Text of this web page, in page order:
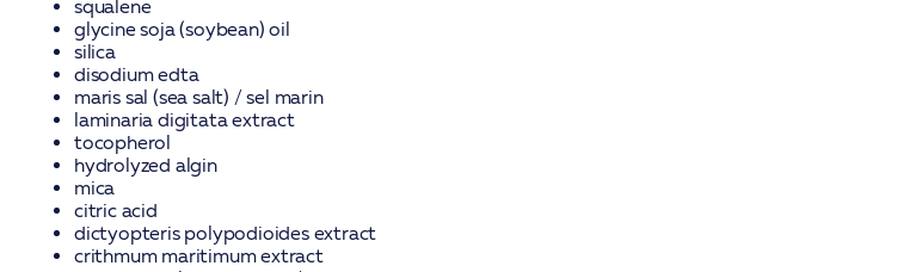
squalene
glycine soja (soybean) oil
silica
disodium edta
maris sal (sea salt) / sel marin
laminaria digitata extract
tocopherol
hydrolyzed algin
mica
citric acid
dictyopteris polypodioides extract
crithmum maritimum extract